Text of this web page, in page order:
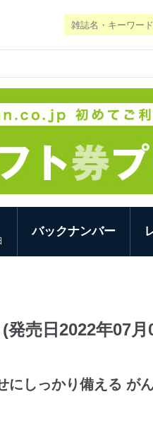
バックナンバー
売日2022年07月
しっかり備える が